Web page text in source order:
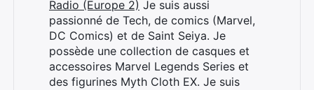
Radio (Europe 2) Je suis aussi
passionné de Tech, de comics (Marvel,
DC Comics) et de Saint Seiya. Je
possède une collection de casques et
accessoires Marvel Legends Series et
des figurines Myth Cloth EX. Je suis